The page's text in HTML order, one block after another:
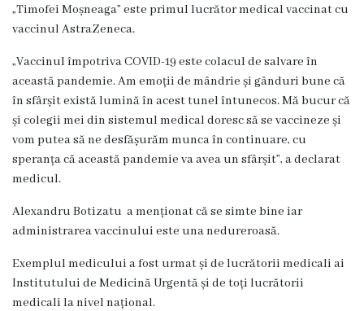
g
n
i
g
r
a
m
C
„Timofei Moșneaga” este primul lucrător medical vaccinat cu
vaccinul AstraZeneca.
„Vaccinul împotriva COVID-19 este colacul de salvare în
această pandemie. Am emoții de mândrie și gânduri bune că
în sfârșit există lumină în acest tunel întunecos. Mă bucur că
și colegii mei din sistemul medical doresc să se vaccineze și
vom putea să ne desfășurăm munca în continuare, cu
speranța că această pandemie va avea un sfârșit”, a declarat
medicul.
Alexandru Botizatu a menționat că se simte bine iar
administrarea vaccinului este una nedureroasă.
Exemplul medicului a fost urmat și de lucrătorii medicali ai
Institutului de Medicină Urgentă și de toți lucrătorii
medicali la nivel național.